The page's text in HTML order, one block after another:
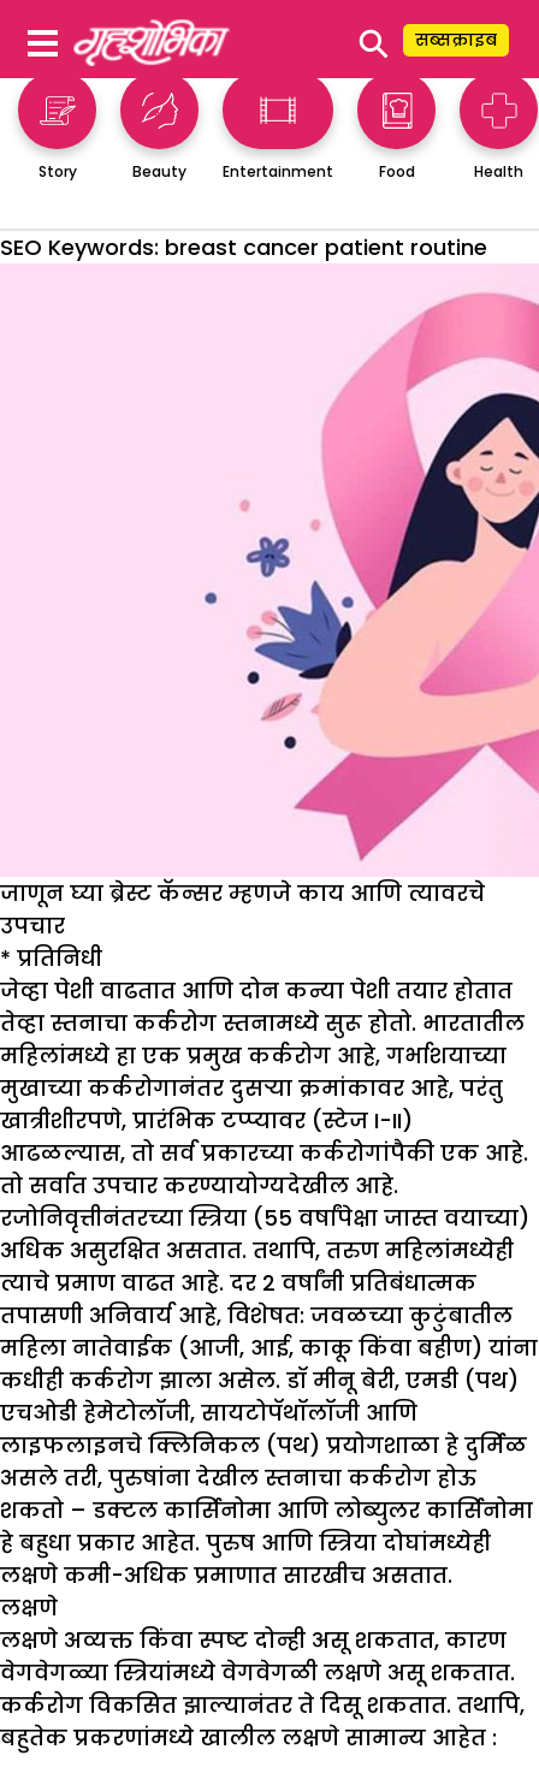
⚲ सब्सक्राइब
Story Beauty Entertainment Food Health
SEO Keywords: breast cancer patient routine
जाणून घ्या ब्रेस्ट कॅन्सर म्हणजे काय आणि त्यावरचे
उपचार
* प्रतिनिधी
जेव्हा पेशी वाढतात आणि दोन कन्या पेशी तयार होतात
तेव्हा स्तनाचा कर्करोग स्तनामध्ये सुरू होतो. भारतातील
महिलांमध्ये हा एक प्रमुख कर्करोग आहे, गर्भाशयाच्या
मुखाच्या कर्करोगानंतर दुसऱ्या क्रमांकावर आहे, परंतु
खात्रीशीरपणे, प्रारंभिक टप्प्यावर (स्टेज I-II)
आढळल्यास, तो सर्व प्रकारच्या कर्करोगांपैकी एक आहे.
तो सर्वात उपचार करण्यायोग्यदेखील आहे.
रजोनिवृत्तीनंतरच्या स्त्रिया (55 वर्षांपेक्षा जास्त वयाच्या)
अधिक असुरक्षित असतात. तथापि, तरुण महिलांमध्येही
त्याचे प्रमाण वाढत आहे. दर 2 वर्षांनी प्रतिबंधात्मक
तपासणी अनिवार्य आहे, विशेषत: जवळच्या कुटुंबातील
महिला नातेवाईक (आजी, आई, काकू किंवा बहीण) यांना
कधीही कर्करोग झाला असेल. डॉ मीनू बेरी, एमडी (पथ)
एचओडी हेमेटोलॉजी, सायटोपॅथॉलॉजी आणि
लाइफलाइनचे क्लिनिकल (पथ) प्रयोगशाळा हे दुर्मिळ
असले तरी, पुरुषांना देखील स्तनाचा कर्करोग होऊ
शकतो – डक्टल कार्सिनोमा आणि लोब्युलर कार्सिनोमा
हे बहुधा प्रकार आहेत. पुरुष आणि स्त्रिया दोघांमध्येही
लक्षणे कमी-अधिक प्रमाणात सारखीच असतात.
लक्षणे
लक्षणे अव्यक्त किंवा स्पष्ट दोन्ही असू शकतात, कारण
वेगवेगळ्या स्त्रियांमध्ये वेगवेगळी लक्षणे असू शकतात.
कर्करोग विकसित झाल्यानंतर ते दिसू शकतात. तथापि,
बहुतेक प्रकरणांमध्ये खालील लक्षणे सामान्य आहेत :